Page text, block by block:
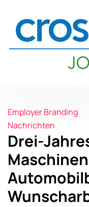
Employer Branding
Nachrichten
Drei-